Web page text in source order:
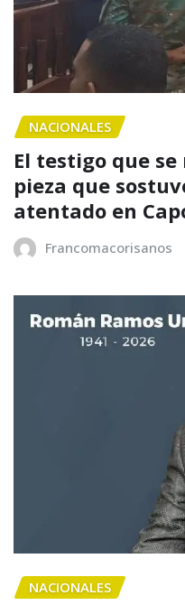
NACIONALES
El testigo que
pieza que
atentado en
Francomacorisanos
NACIONALES